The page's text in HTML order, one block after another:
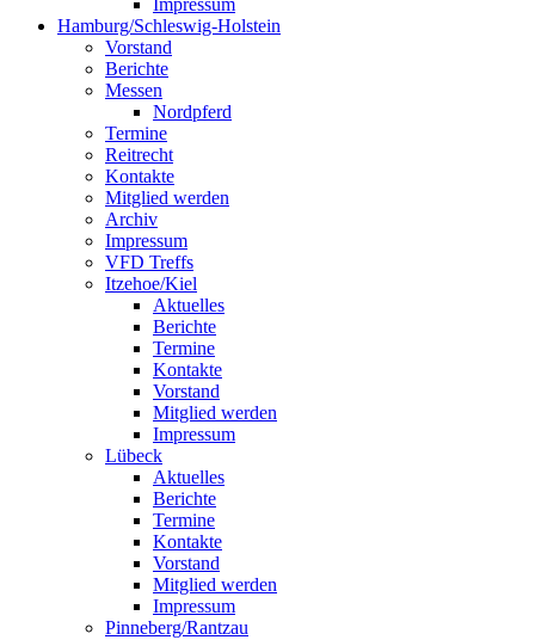
Impressum
Hamburg/Schleswig-Holstein
Vorstand
Berichte
Messen
Nordpferd
Termine
Reitrecht
Kontakte
Mitglied werden
Archiv
Impressum
VFD Treffs
Itzehoe/Kiel
Aktuelles
Berichte
Termine
Kontakte
Vorstand
Mitglied werden
Impressum
Lübeck
Aktuelles
Berichte
Termine
Kontakte
Vorstand
Mitglied werden
Impressum
Pinneberg/Rantzau